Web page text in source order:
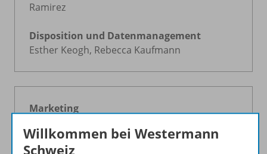
Ramirez
Disposition und Datenmanagement
Esther Keogh, Rebecca Kaufmann
Marketing
Matea Regelja
Willkommen bei Westermann
Schweiz